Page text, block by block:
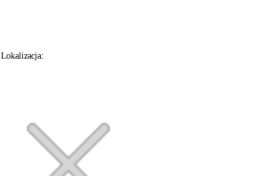
Lokalizacja: